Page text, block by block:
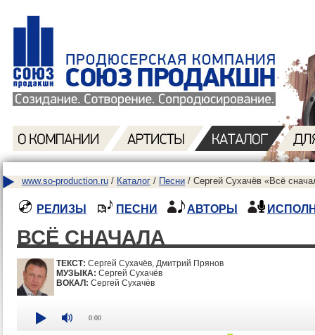
www.so-production.ru / Каталог / Песни / Сергей Сухачёв «Всё
РЕЛИЗЫ ПЕСНИ АВТОРЫ
ВСЁ СНАЧАЛА
ТЕКСТ: Сергей Сухачёв, Дмитрий Прянов
МУЗЫКА: Сергей Сухачёв
ВОКАЛ: Сергей Сухачёв
0:00